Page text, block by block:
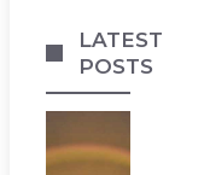
LATEST
POSTS